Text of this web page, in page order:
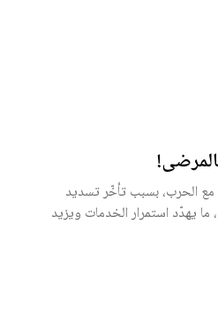
مع الحرب، بسبب تأخّر تسديد
يهدّد استمرار الخدمات ويزيد